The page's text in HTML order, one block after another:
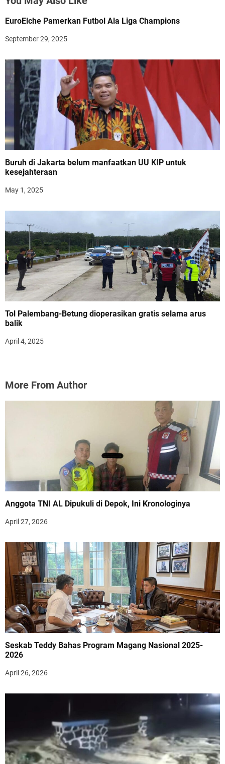
EuroElche Pamerkan Futbol Ala Liga Champions
September 29, 2025
Buruh di Jakarta belum manfaatkan UU KIP untuk
kesejahteraan
May 1, 2025
Tol Palembang-Betung dioperasikan gratis selama arus
balik
April 4, 2025
More From Author
Anggota TNI AL Dipukuli di Depok, Ini Kronologinya
April 27, 2026
Seskab Teddy Bahas Program Magang Nasional 2025-
2026
April 26, 2026